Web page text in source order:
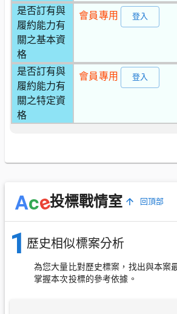
是否訂有與
履約能力有
關之基本資
格
會員專用 登入
是否訂有與
履約能力有
關之特定資
格
會員專用 登入
Ace投標戰情室 回頂部
1 歷史相似標案分析
為您大量比對歷史標案，找出與本案
掌握本次投標的參考依據。